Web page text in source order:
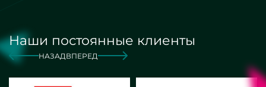
Наши постоянные клиенты
НАЗАД ВПЕРЕД